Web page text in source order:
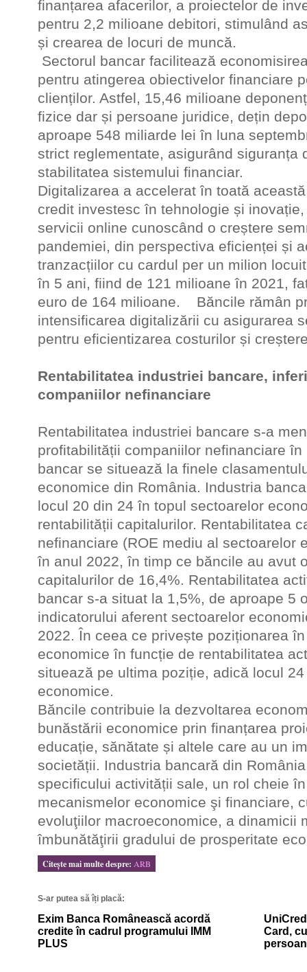
finanțarea afacerilor, a proiectelor de
pentru 2,2 milioane debitori, stimulând
și crearea de locuri de muncă.
Sectorul bancar facilitează
pentru atingerea obiectivelor financiare
clienților. Astfel, 15,46 milioane
fizice dar și persoane juridice, dețin
aproape 548 miliarde lei în luna
strict reglementate, asigurând siguranța
stabilitatea sistemului financiar.
Digitalizarea a accelerat în toată
credit investesc în tehnologie și
servicii online cunoscând o creștere
pandemiei, din perspectiva eficienței și
tranzacțiilor cu cardul per un milion
în 5 ani, fiind de 121 milioane în 2021,
euro de 164 milioane. Băncile rămân
intensificarea digitalizării cu asigurarea
pentru eficientizarea costurilor și
Rentabilitatea industriei bancare,
companiilor nefinanciare
Rentabilitatea industriei bancare s-a
profitabilității companiilor nefinanciare
bancar se situează la finele
economice din România. Industria
locul 20 din 24 în topul sectoarelor
rentabilității capitalurilor. Rentabilitatea
nefinanciare (ROE mediu al sectoarelor
în anul 2022, în timp ce băncile au avut
capitalurilor de 16,4%. Rentabilitatea
bancar s-a situat la 1,5%, de aproape 5
indicatorului aferent sectoarelor
2022. În ceea ce privește poziționarea
economice în funcție de rentabilitatea
situează pe ultima poziție, adică locul
economice.
Băncile contribuie la dezvoltarea
bunăstării economice prin finanțarea
educație, sănătate și altele care au un
societății. Industria bancară din
specificului activității sale, un rol cheie
mecanismelor economice şi financiare,
evoluţiilor macroeconomice, a dinamicii
îmbunătăţirii gradului de prosperitate
Citeşte mai multe despre: ARB
S-ar putea să îți placă:
Exim Banca Românească acordă
credite în cadrul programului IMM
PLUS
Card,